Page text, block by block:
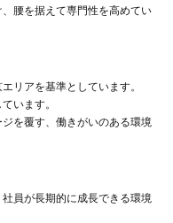
腰を据えて専門性を高めてい
リアを基準としています。
います。
を覆す、働きがいのある環境
員が長期的に成長できる環境